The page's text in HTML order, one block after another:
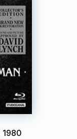
1980